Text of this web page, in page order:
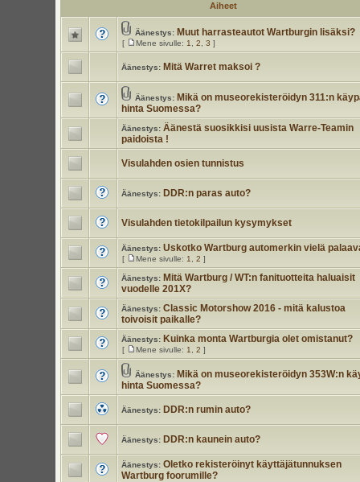
Aiheet
Äänestys: Muut harrasteautot Wartburgin lisäksi?
[ Mene sivulle: 1 2 3 ]
Äänestys: Mitä Warret maksoi ?
Äänestys: Mikä on museorekisteröidyn 311:n
hinta Suomessa?
Äänestys: Äänestä suosikkisi uusista Warre-Teamin
paidoista !
Visulahden osien tunnistus
Äänestys: DDR:n paras auto?
Visulahden tietokilpailun kysymykset
Äänestys: Uskotko Wartburg automerkin vielä
[ Mene sivulle: 1 2 ]
Äänestys: Mitä Wartburg / WT:n fanituotteita haluaisit
vuodelle 201X?
Äänestys: Classic Motorshow 2016 - mitä kalustoa
toivoisit paikalle?
Äänestys: Kuinka monta Wartburgia olet omistanut?
[ Mene sivulle: 1 2 ]
Äänestys: Mikä on museorekisteröidyn 353W:n
hinta Suomessa?
Äänestys: DDR:n rumin auto?
Äänestys: DDR:n kaunein auto?
Äänestys: Oletko rekisteröinyt käyttäjätunnuksen
Wartburg foorumille?